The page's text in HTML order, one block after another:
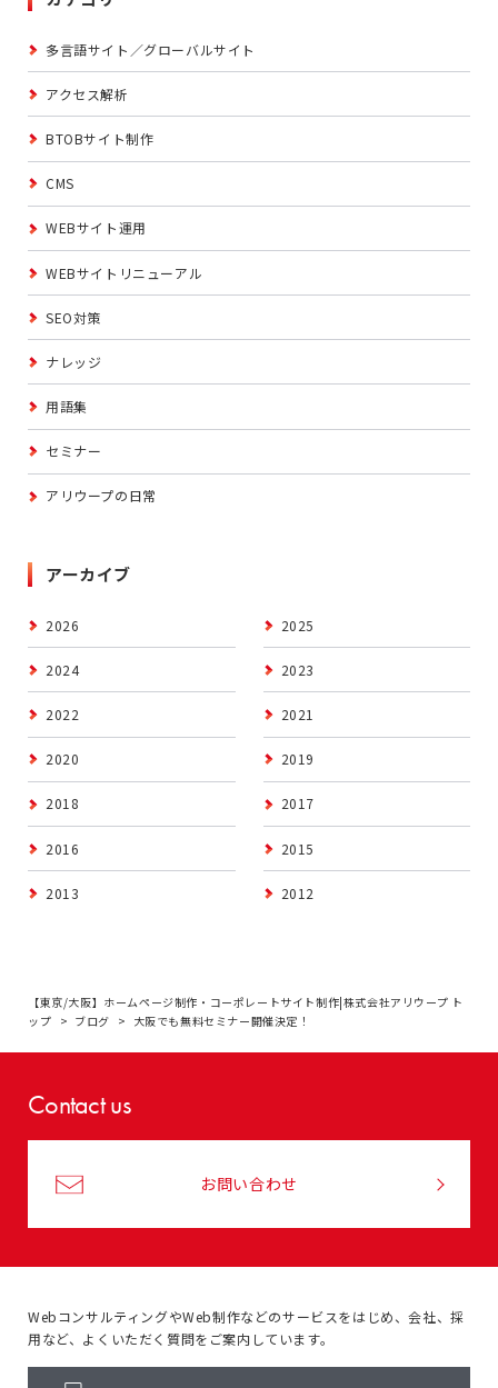
多言語サイト／グローバルサイト
アクセス解析
BTOBサイト制作
CMS
WEBサイト運用
WEBサイトリニューアル
SEO対策
ナレッジ
用語集
セミナー
アリウープの日常
アーカイブ
2026 2025
2024 2023
2022 2021
2020 2019
2018 2017
2016 2015
2013 2012
【東京/大阪】ホームページ制作・コーポレートサイト制作|株式会社アリウープ ト
ップ
ブログ 大阪でも無料セミナー開催決定！
Contact us
お問い合わせ
WebコンサルティングやWeb制作などのサービスをはじめ、会社、採
用など、よくいただく質問をご案内しています。